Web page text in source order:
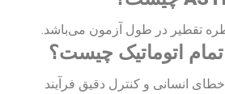
تقطیر در طول آزمون می‌باشد.
اتوماتیک چیست؟
انسانی و کنترل دقیق فرآیند